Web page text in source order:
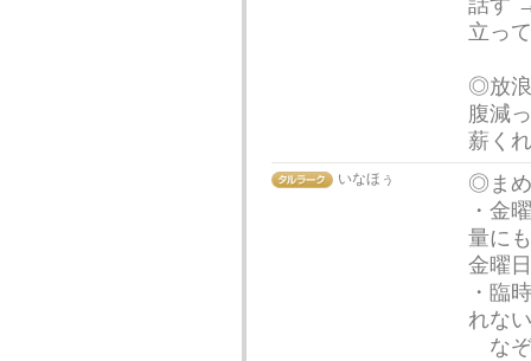
話す
立っ
◎放
腹減
薪く
いなほぅ
◎ま
・金
量に
金曜
・臨
れな
なぞ